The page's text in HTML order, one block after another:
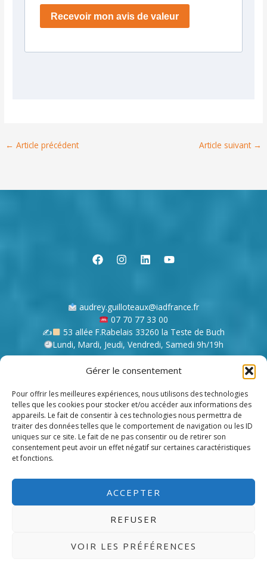
Gérer le consentement
Pour offrir les meilleures expériences, nous utilisons des technologies
telles que les cookies pour stocker et/ou accéder aux informations des
appareils. Le fait de consentir à ces technologies nous permettra de
traiter des données telles que le comportement de navigation ou les ID
uniques sur ce site. Le fait de ne pas consentir ou de retirer son
consentement peut avoir un effet négatif sur certaines caractéristiques
et fonctions.
ACCEPTER
REFUSER
VOIR LES PRÉFÉRENCES
← Article précédent Article suivant →
audrey.guilloteaux@iadfrance.fr
07 70 77 33 00
✍
53 allée F.Rabelais 33260 la Teste de Buch
Lundi, Mardi, Jeudi, Vendredi, Samedi 9h/19h
Contact
Conseillère immobilier indépendante
Spécialiste du marché immobilier à Arcachon et ses alentours.
Je ne vous vends pas du rêve, je vous aide à les réaliser
Copyright © 2026 immobilier-bassin-arcachon.com | Edité par